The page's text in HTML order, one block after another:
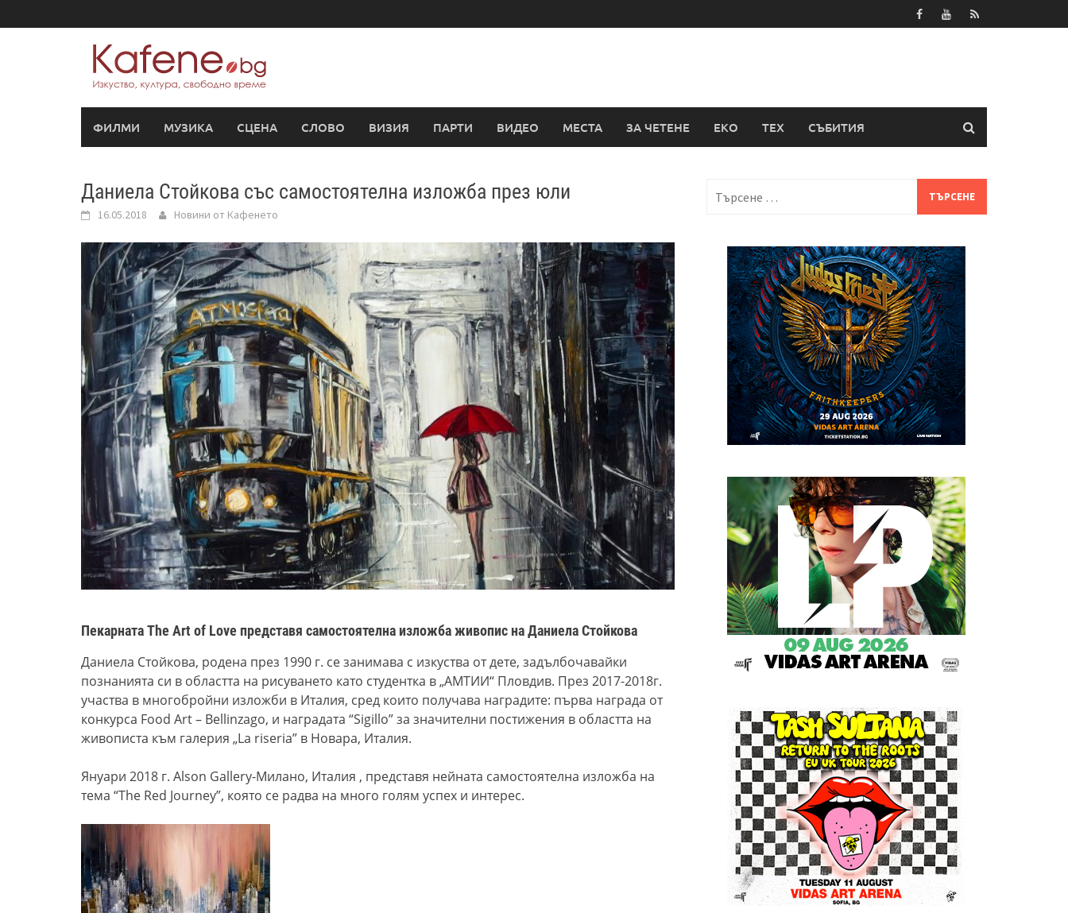
to
ФИЛМИ МУЗИКА СЦЕНА СЛОВО ВИЗИЯ ПАРТИ ВИДЕО МЕСТА ЗА ЧЕТЕНЕ ЕКО ТЕХ СЪБИТИЯ
Даниела Стойкова със самостоятелна изложба през юли
16.05.2018 Новини от Кафенето
Пекарната The Art of Love представя самостоятелна изложба живопис на Даниела Стойкова
Даниела Стойкова, родена през 1990 г. се занимава с изкуства от дете, задълбочавайки
познанията си в областта на рисуването като студентка в „АМТИИ“ Пловдив. През 2017-2018г.
участва в многобройни изложби в Италия, сред които получава наградите: първа награда от
конкурса Food Art – Bellinzago, и наградата “Sigillo” за значителни постижения в областта на
живописта към галерия „La riseria” в Новара, Италия.
Януари 2018 г. Alson Gallery-Милано, Италия , представя нейната самостоятелна изложба на
тема “The Red Journey”, която се радва на много голям успех и интерес.
за: